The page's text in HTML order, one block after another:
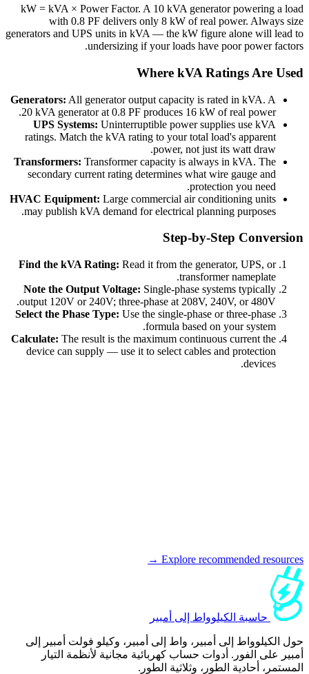
kW = kVA × Power Factor. A 10 kVA generator powering a load
with 0.8 PF delivers only 8 kW of real power. Always size
generators and UPS units in kVA — the kW figure alone will lead to
undersizing if your loads have poor power factors.
Where kVA Ratings Are Used
Generators: All generator output capacity is rated in kVA. A
20 kVA generator at 0.8 PF produces 16 kW of real power.
UPS Systems: Uninterruptible power supplies use kVA
ratings. Match the kVA rating to your total load's apparent
power, not just its watt draw.
Transformers: Transformer capacity is always in kVA. The
secondary current rating determines what wire gauge and
protection you need.
HVAC Equipment: Large commercial air conditioning units
may publish kVA demand for electrical planning purposes.
Step-by-Step Conversion
Find the kVA Rating: Read it from the generator, UPS, or
transformer nameplate.
Note the Output Voltage: Single-phase systems typically
output 120V or 240V; three-phase at 208V, 240V, or 480V.
Select the Phase Type: Use the single-phase or three-phase
formula based on your system.
Calculate: The result is the maximum continuous current the
device can supply — use it to select cables and protection
devices.
Explore recommended resources →
حاسبة الكيلوواط إلى أمبير
حول الكيلوواط إلى أمبير، واط إلى أمبير، وكيلو فولت أمبير إلى
أمبير على الفور. أدوات حساب كهربائية مجانية لأنظمة التيار
المستمر، أحادية الطور، وثلاثية الطور.